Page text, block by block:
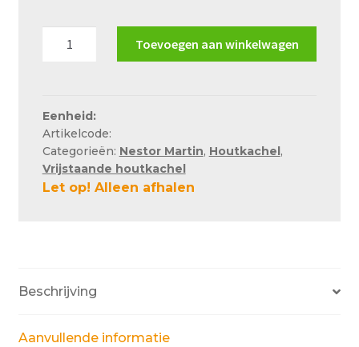
Actueel
Retouren – Geschillen – Garantie
Sample Page
Winkelmand
aantal
Toevoegen aan winkelwagen
Eenheid:
Artikelcode:
Categorieën: Nestor Martin, Houtkachel,
Vrijstaande houtkachel
Let op! Alleen afhalen
Beschrijving
Aanvullende informatie